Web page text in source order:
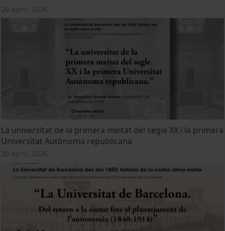
29 April, 2026
La universitat de la primera meitat del segle XX i la primera
Universitat Autònoma republicana
20 April, 2026